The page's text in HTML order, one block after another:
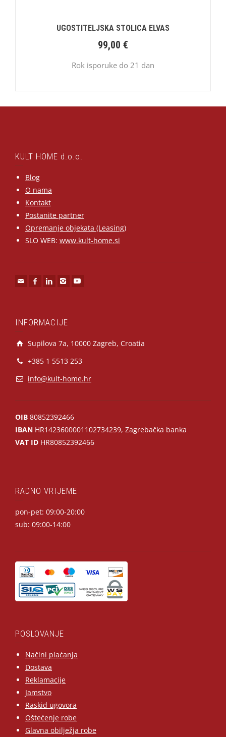
UGOSTITELJSKA STOLICA ELVAS
99,00 €
Rok isporuke do 21 dan
KULT HOME d.o.o.
Blog
O nama
Kontakt
Postanite partner
Opremanje objekata (Leasing)
SLO WEB: www.kult-home.si
INFORMACIJE
Supilova 7a, 10000 Zagreb, Croatia
+385 1 5513 253
info@kult-home.hr
OIB 80852392466
IBAN HR1423600001102734239, Zagrebačka banka
VAT ID HR80852392466
RADNO VRIJEME
pon-pet: 09:00-20:00
sub: 09:00-14:00
POSLOVANJE
Načini plaćanja
Dostava
Reklamacije
Jamstvo
Raskid ugovora
Oštećenje robe
Glavna obilježja robe